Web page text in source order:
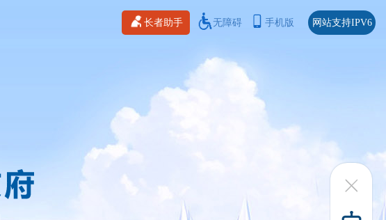
长者助手 无障碍 手机版 网站支持IPV6